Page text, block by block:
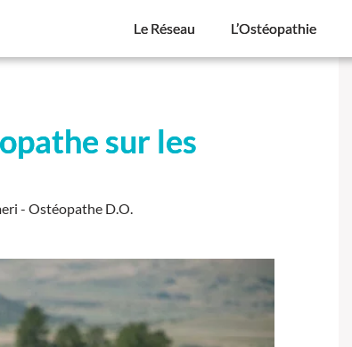
Le Réseau L’Ostéopathie
sur les
- Ostéopathe D.O.